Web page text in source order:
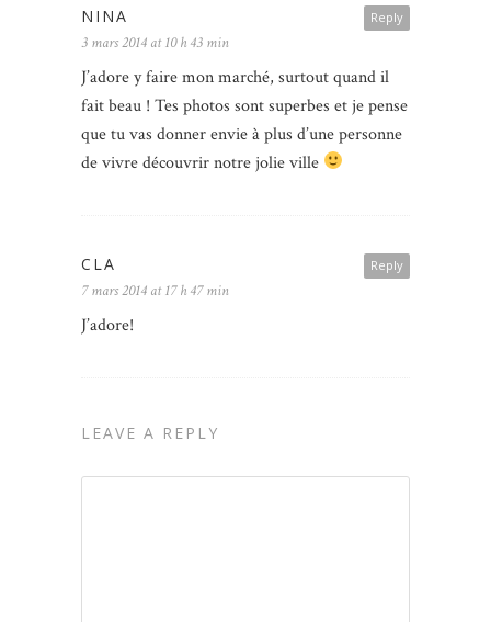
Reply
NINA
3 mars 2014 at 10 h 43 min
J’adore y faire mon marché, surtout quand il
fait beau ! Tes photos sont superbes et je pense
que tu vas donner envie à plus d’une personne
de vivre découvrir notre jolie ville
Reply
CLA
7 mars 2014 at 17 h 47 min
J’adore!
LEAVE A REPLY